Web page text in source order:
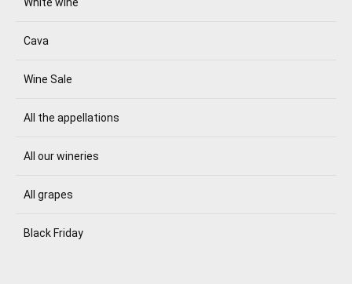
Cava
Wine Sale
All the appellations
All our wineries
All grapes
Black Friday